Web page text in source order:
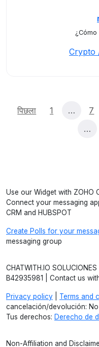
Crypto
पिछला 1 … 7
…
Use our Widget with ZOHO
Connect your messaging
CRM and HUBSPOT
Create Polls for your
messaging group
CHATWITH.IO
B42935981 | Contact us
Privacy policy Terms and
cancelación/devolución:
Tus derechos: Derecho de
Non-Affiliation and